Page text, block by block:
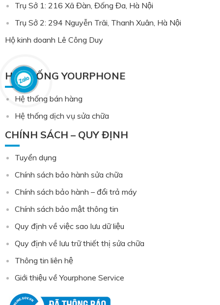
Trụ Sở 1: 216 Xã Đàn, Đống Đa, Hà Nội
Trụ Sở 2: 294 Nguyễn Trãi, Thanh Xuân, Hà Nội
Hộ kinh doanh Lê Công Duy
HỆ THỐNG YOURPHONE
Hệ thống bán hàng
Hệ thống dịch vụ sửa chữa
CHÍNH SÁCH – QUY ĐỊNH
Tuyển dụng
Chính sách bảo hành sửa chữa
Chính sách bảo hành – đổi trả máy
Chính sách bảo mật thông tin
Quy định về việc sao lưu dữ liệu
Quy định về lưu trữ thiết thị sửa chữa
Thông tin liên hệ
Giới thiệu về Yourphone Service